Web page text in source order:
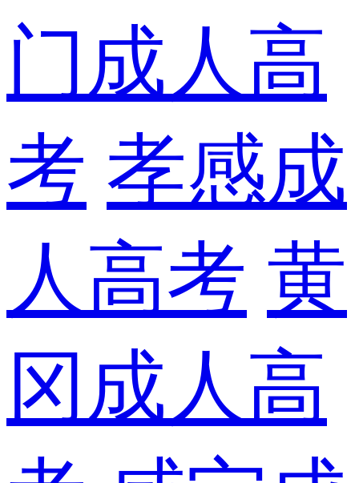
门成人高
考 孝感成
人高考 黄
冈成人高